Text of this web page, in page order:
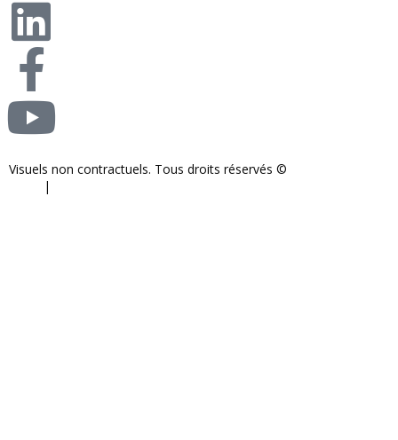
Visuels non contractuels. Tous droits réservés ©
|